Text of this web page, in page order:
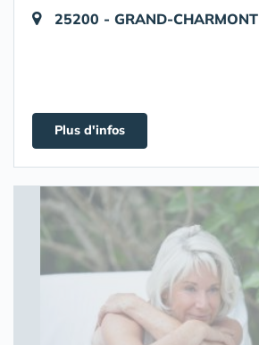
25200 - GRAND-CHARMONT
Plus d'infos